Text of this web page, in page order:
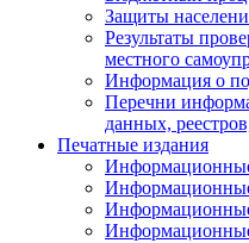
Защиты
Результаты
местного
Информация о
Перечни
данных,
Печатные издания